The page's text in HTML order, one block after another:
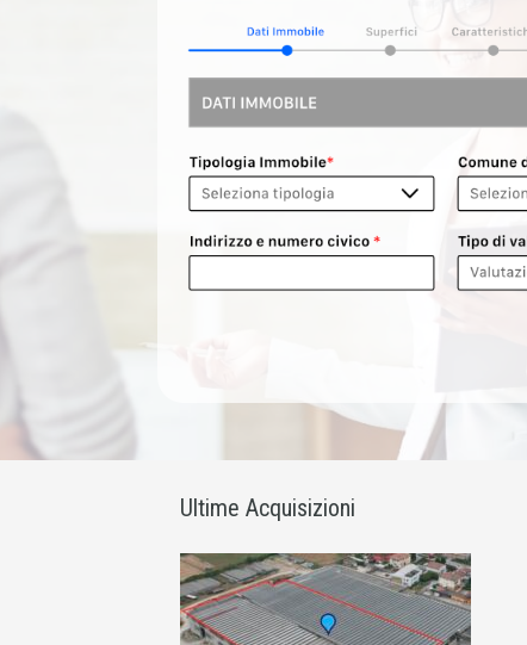
Ultime Acquisizioni